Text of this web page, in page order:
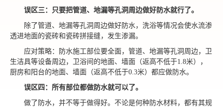
误区三：只要把管道、地漏等孔洞周边做好防水就行了。
除了管道、地漏等孔洞周边做好防水， 洗浴等情况会使水流渗
透进地面的瓷砖和瓷砖拼接缝，发生渗漏。
应对策略：防水施工部位要全面 ， 管道、地漏等孔洞周边，卫
生洁具等设备周边，卫浴间的地面、墙面（返高不低于1.8米），
厨房和阳台的地面、墙面（返高不低于0.3米）都应做防水。
误区四：所有部位都做防水就可以 了。
做了防水，并不等于做得好。 不论是何种防水材料，都有其规